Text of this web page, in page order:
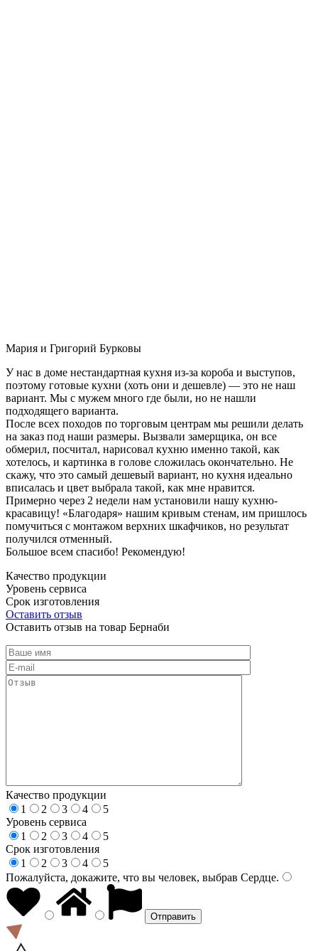
Мария и Григорий Бурковы
У нас в доме нестандартная кухня из-за короба и выступов,
поэтому готовые кухни (хоть они и дешевле) — это не наш
вариант. Мы с мужем много где были, но не нашли
подходящего варианта.
После всех походов по торговым центрам мы решили делать
на заказ под наши размеры. Вызвали замерщика, он все
обмерил, посчитал, нарисовал кухню именно такой, как
хотелось, и картинка в голове сложилась окончательно. Не
скажу, что это самый дешевый вариант, но кухня идеально
вписалась и цвет выбрала такой, как мне нравится.
Примерно через 2 недели нам установили нашу кухню-
красавицу! «Благодаря» нашим кривым стенам, им пришлось
помучиться с монтажом верхних шкафчиков, но результат
получился отменный.
Большое всем спасибо! Рекомендую!
Качество продукции
Уровень сервиса
Срок изготовления
Оставить отзыв
Оставить отзыв на товар Бернаби
Качество продукции
1
2 3 4
5
Уровень сервиса
1
2 3 4
5
Срок изготовления
1
2 3 4
5
Пожалуйста, докажите, что вы человек, выбрав Сердце.